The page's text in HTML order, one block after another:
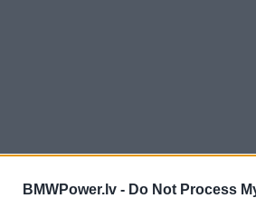
BMWPower.lv - Do Not Process